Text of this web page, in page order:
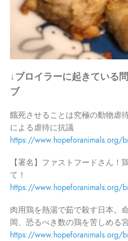
↓ブロイラーに起きている
ブ
餓死させることは究極の動物虐
による虐待に抗議
https://www.hopeforanimals.org/
【署名】ファストフードさん！
て！
https://www.hopeforanimals.org/
肉用鶏を熱湯で茹で殺す日本。
岡、恐るべき数の鶏を苦しめる
https://www.hopeforanimals.org/